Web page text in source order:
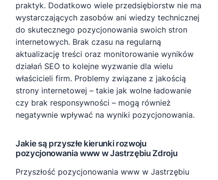
praktyk. Dodatkowo wiele przedsiębiorstw nie ma
wystarczających zasobów ani wiedzy technicznej
do skutecznego pozycjonowania swoich stron
internetowych. Brak czasu na regularną
aktualizację treści oraz monitorowanie wyników
działań SEO to kolejne wyzwanie dla wielu
właścicieli firm. Problemy związane z jakością
strony internetowej – takie jak wolne ładowanie
czy brak responsywności – mogą również
negatywnie wpływać na wyniki pozycjonowania.
Jakie są przyszłe kierunki rozwoju
pozycjonowania www w Jastrzębiu Zdroju
Przyszłość pozycjonowania www w Jastrzębiu